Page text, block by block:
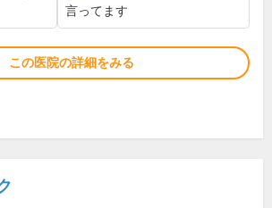
言ってます
この医院の詳細をみる